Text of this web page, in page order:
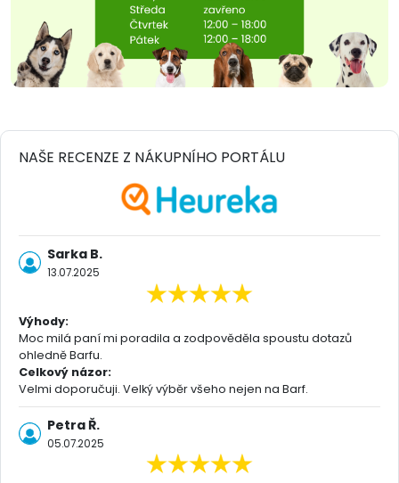
NAŠE RECENZE Z NÁKUPNÍHO PORTÁLU
Sarka B.
13.07.2025
Výhody:
Moc milá paní mi poradila a zodpověděla spoustu dotazů
ohledně Barfu.
Celkový názor:
Velmi doporučuji. Velký výběr všeho nejen na Barf.
Petra Ř.
05.07.2025